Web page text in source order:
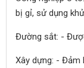
bị gỉ, sử dụng
Đường sắt: -
Xây dựng: - Đảm